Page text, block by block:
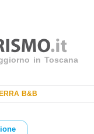
in Toscana
B&B